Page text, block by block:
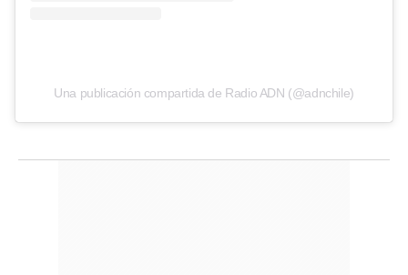
Una publicación compartida de Radio ADN (@adnchile)